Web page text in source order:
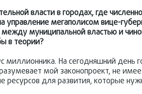
власти в городах, где
мегаполисом вице-
муниципальной властью и
в теории?
миллионника. На сегодняшний день
мой законопроект, не
для развития, которые